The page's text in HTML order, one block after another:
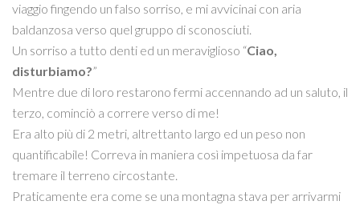
viaggio fingendo un falso sorriso, e mi avvicinai con aria
baldanzosa verso quel gruppo di sconosciuti.
Un sorriso a tutto denti ed un meraviglioso “Ciao,
disturbiamo?”
Mentre due di loro restarono fermi accennando ad un saluto, il
terzo, cominciò a correre verso di me!
Era alto più di 2 metri, altrettanto largo ed un peso non
quantificabile! Correva in maniera così impetuosa da far
tremare il terreno circostante.
Praticamente era come se una montagna stava per arrivarmi